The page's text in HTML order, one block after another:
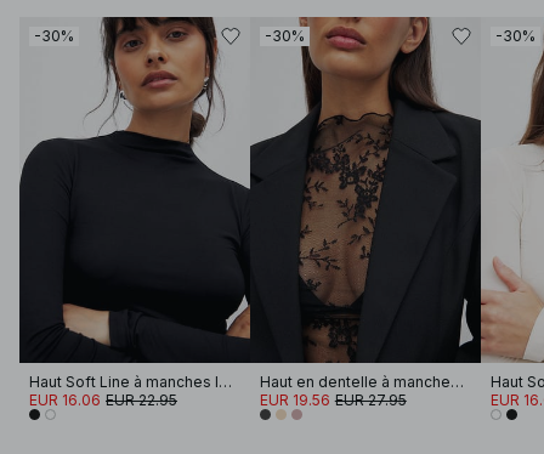
-30%
Haut Soft Line à manches longues et col cheminée
EUR 16.06 EUR 22.95
-30%
Haut en dentelle à manches longues
EUR 19.56 EUR 27.95
-30%
EUR